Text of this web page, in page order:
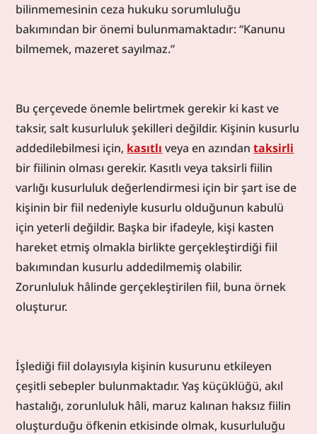
bilinmemesinin ceza hukuku sorumluluğu
bakımından bir önemi bulunmamaktadır: “Kanunu
bilmemek, mazeret sayılmaz.”
Bu çerçevede önemle belirtmek gerekir ki kast ve
taksir, salt kusurluluk şekilleri değildir. Kişinin kusurlu
addedilebilmesi için, kasıtlı veya en azından taksirli
bir fiilinin olması gerekir. Kasıtlı veya taksirli fiilin
varlığı kusurluluk değerlendirmesi için bir şart ise de
kişinin bir fiil nedeniyle kusurlu olduğunun kabulü
için yeterli değildir. Başka bir ifadeyle, kişi kasten
hareket etmiş olmakla birlikte gerçekleştirdiği fiil
bakımından kusurlu addedilmemiş olabilir.
Zorunluluk hâlinde gerçekleştirilen fiil, buna örnek
oluşturur.
İşlediği fiil dolayısıyla kişinin kusurunu etkileyen
çeşitli sebepler bulunmaktadır. Yaş küçüklüğü, akıl
hastalığı, zorunluluk hâli, maruz kalınan haksız fiilin
oluşturduğu öfkenin etkisinde olmak, kusurluluğu